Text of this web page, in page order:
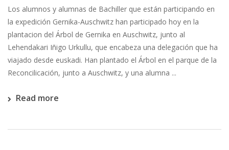
Los alumnos y alumnas de Bachiller que están participando en
la expedición Gernika-Auschwitz han participado hoy en la
plantacion del Árbol de Gernika en Auschwitz, junto al
Lehendakari Iñigo Urkullu, que encabeza una delegación que ha
viajado desde euskadi. Han plantado el Árbol en el parque de la
Reconcilicación, junto a Auschwitz, y una alumna ...
Read more